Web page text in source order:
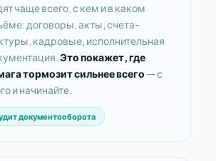
чаще всего, с кем и в каком
договоры, акты, счета-
кадровые, исполнительная
Это покажет, где
тормозит сильнее всего — с
и начинайте.
документооборота